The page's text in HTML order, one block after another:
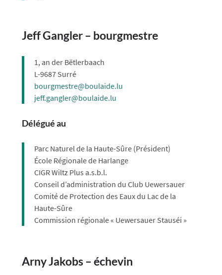
Jeff Gangler – bourgmestre
1, an der Bëtlerbaach
L-9687 Surré
bourgmestre@boulaide.lu
jeff.gangler@boulaide.lu
Délégué au
Parc Naturel de la Haute-Sûre (Président)
École Régionale de Harlange
CIGR Wiltz Plus a.s.b.l.
Conseil d’administration du Club Uewersauer
Comité de Protection des Eaux du Lac de la
Haute-Sûre
Commission régionale « Uewersauer Stauséi »
Arny Jakobs – échevin